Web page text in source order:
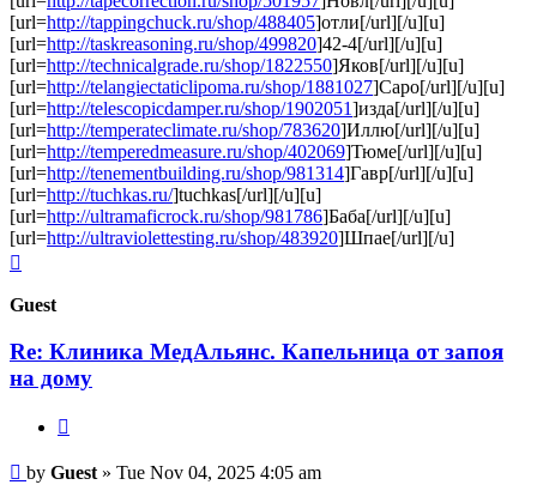
[url=http://tappingchuck.ru/shop/488405]отли[/url][/u][u]
[url=http://taskreasoning.ru/shop/499820]42-4[/url][/u][u]
[url=http://technicalgrade.ru/shop/1822550]Яков[/url][/u][u]
[url=http://telangiectaticlipoma.ru/shop/1881027]Capo[/url][/u][u]
[url=http://telescopicdamper.ru/shop/1902051]изда[/url][/u][u]
[url=http://temperateclimate.ru/shop/783620]Иллю[/url][/u][u]
[url=http://temperedmeasure.ru/shop/402069]Тюме[/url][/u][u]
[url=http://tenementbuilding.ru/shop/981314]Гавр[/url][/u][u]
[url=http://tuchkas.ru/]tuchkas[/url][/u][u]
[url=http://ultramaficrock.ru/shop/981786]Баба[/url][/u][u]
[url=http://ultraviolettesting.ru/shop/483920]Шпае[/url][/u]
Guest
Re: Клиника МедАльянс. Капельница от запоя
на дому
Post
by Guest » Tue Nov 04, 2025 4:05 am